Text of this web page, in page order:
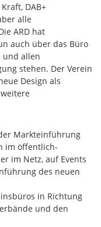
DAB+
alle
ARD hat
auch über das Büro
und allen
stehen. Der Verein
Design als
Markteinführung
im öffentlich-
im Netz, auf Events
des neuen
in Richtung
und den